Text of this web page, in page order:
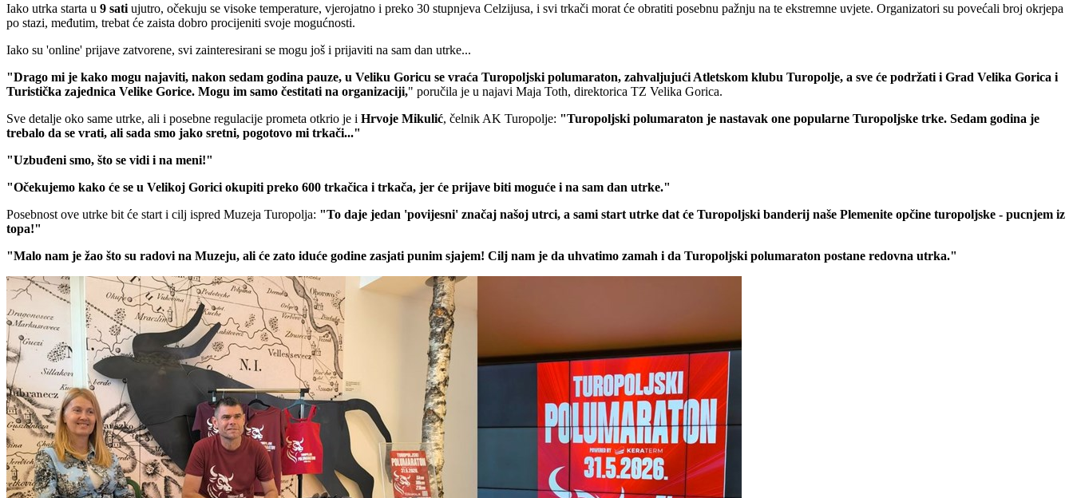
Iako utrka starta u 9 sati ujutro, očekuju se visoke temperature, vjerojatno i preko 30 stupnjeva Celzijusa, i svi trkači morat će obratiti posebnu pažnju na te ekstremne uvjete. Organizatori su povećali broj okrjepa
po stazi, međutim, trebat će zaista dobro procijeniti svoje mogućnosti.
Iako su 'online' prijave zatvorene, svi zainteresirani se mogu još i prijaviti na sam dan utrke...
"Drago mi je kako mogu najaviti, nakon sedam godina pauze, u Veliku Goricu se vraća Turopoljski polumaraton, zahvaljujući Atletskom klubu Turopolje, a sve će podržati i Grad Velika Gorica i
Turistička zajednica Velike Gorice. Mogu im samo čestitati na organizaciji," poručila je u najavi Maja Toth, direktorica TZ Velika Gorica.
Sve detalje oko same utrke, ali i posebne regulacije prometa otkrio je i Hrvoje Mikulić, čelnik AK Turopolje: "Turopoljski polumaraton je nastavak one popularne Turopoljske trke. Sedam godina je
trebalo da se vrati, ali sada smo jako sretni, pogotovo mi trkači..."
"Uzbuđeni smo, što se vidi i na meni!"
"Očekujemo kako će se u Velikoj Gorici okupiti preko 600 trkačica i trkača, jer će prijave biti moguće i na sam dan utrke."
Posebnost ove utrke bit će start i cilj ispred Muzeja Turopolja: "To daje jedan 'povijesni' značaj našoj utrci, a sami start utrke dat će Turopoljski banderij naše Plemenite opčine turopoljske - pucnjem iz
topa!"
"Malo nam je žao što su radovi na Muzeju, ali će zato iduće godine zasjati punim sjajem! Cilj nam je da uhvatimo zamah i da Turopoljski polumaraton postane redovna utrka."